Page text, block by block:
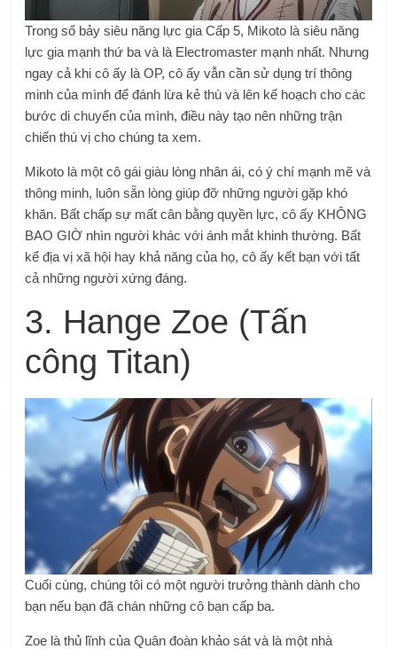
Trong số bảy siêu năng lực gia Cấp 5, Mikoto là siêu năng
lực gia mạnh thứ ba và là Electromaster mạnh nhất. Nhưng
ngay cả khi cô ấy là OP, cô ấy vẫn cần sử dụng trí thông
minh của mình để đánh lừa kẻ thù và lên kế hoạch cho các
bước di chuyển của mình, điều này tạo nên những trận
chiến thú vị cho chúng ta xem.
Mikoto là một cô gái giàu lòng nhân ái, có ý chí mạnh mẽ và
thông minh, luôn sẵn lòng giúp đỡ những người gặp khó
khăn. Bất chấp sự mất cân bằng quyền lực, cô ấy KHÔNG
BAO GIỜ nhìn người khác với ánh mắt khinh thường. Bất
kể địa vị xã hội hay khả năng của họ, cô ấy kết bạn với tất
cả những người xứng đáng.
3. Hange Zoe (Tấn
công Titan)
Cuối cùng, chúng tôi có một người trưởng thành dành cho
bạn nếu bạn đã chán những cô bạn cấp ba.
Zoe là thủ lĩnh của Quân đoàn khảo sát và là một nhà